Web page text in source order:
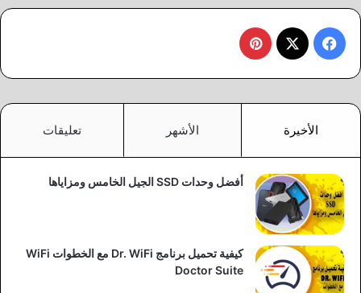
فيسبوك
‫X بينتيريست
الأخيرة الأشهر تعليقات
أفضل وحدات SSD الجيل الخامس ومزاياها
كيفية تحميل برنامج Dr. WiFi مع الخطوات WiFi
Doctor Suite